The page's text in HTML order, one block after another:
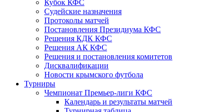
Кубок КФС
Судейские назначения
Протоколы матчей
Постановления Президиума КФС
Решения КДК КФС
Решения АК КФС
Решения и постановления комитетов
Дисквалификации
Новости крымского футбола
Турниры
Чемпионат Премьер-лиги КФС
Календарь и результаты матчей